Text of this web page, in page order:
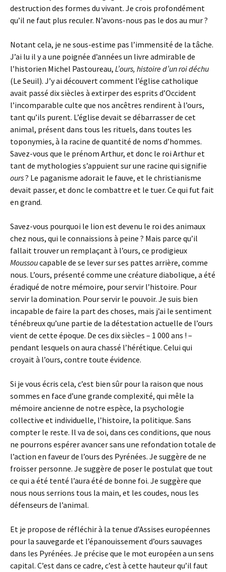
destruction des formes du vivant. Je crois profondément
qu’il ne faut plus reculer. N’avons-nous pas le dos au mur ?
Notant cela, je ne sous-estime pas l’immensité de la tâche.
J’ai lu il y a une poignée d’années un livre admirable de
l’historien Michel Pastoureau, L’ours, histoire d’un roi déchu
(Le Seuil). J’y ai découvert comment l’église catholique
avait passé dix siècles à extirper des esprits d’Occident
l’incomparable culte que nos ancêtres rendirent à l’ours,
tant qu’ils purent. L’église devait se débarrasser de cet
animal, présent dans tous les rituels, dans toutes les
toponymies, à la racine de quantité de noms d’hommes.
Savez-vous que le prénom Arthur, et donc le roi Arthur et
tant de mythologies s’appuient sur une racine qui signifie
ours? Le paganisme adorait le fauve, et le christianisme
devait passer, et donc le combattre et le tuer. Ce qui fut fait
en grand.
Savez-vous pourquoi le lion est devenu le roi des animaux
chez nous, qui le connaissions à peine ? Mais parce qu’il
fallait trouver un remplaçant à l’ours, ce prodigieux
Moussoucapable de se lever sur ses pattes arrière, comme
nous. L’ours, présenté comme une créature diabolique, a été
éradiqué de notre mémoire, pour servir l’histoire. Pour
servir la domination. Pour servir le pouvoir. Je suis bien
incapable de faire la part des choses, mais j’ai le sentiment
ténébreux qu’une partie de la détestation actuelle de l’ours
vient de cette époque. De ces dix siècles – 1 000 ans ! –
pendant lesquels on aura chassé l’hérétique. Celui qui
croyait à l’ours, contre toute évidence.
Si je vous écris cela, c’est bien sûr pour la raison que nous
sommes en face d’une grande complexité, qui mêle la
mémoire ancienne de notre espèce, la psychologie
collective et individuelle, l’histoire, la politique. Sans
compter le reste. Il va de soi, dans ces conditions, que nous
ne pourrons espérer avancer sans une refondation totale de
l’action en faveur de l’ours des Pyrénées. Je suggère de ne
froisser personne. Je suggère de poser le postulat que tout
ce qui a été tenté l’aura été de bonne foi. Je suggère que
nous nous serrions tous la main, et les coudes, nous les
défenseurs de l’animal.
Et je propose de réfléchir à la tenue d’Assises européennes
pour la sauvegarde et l’épanouissement d’ours sauvages
dans les Pyrénées. Je précise que le mot européen a un sens
capital. C’est dans ce cadre, c’est à cette hauteur qu’il faut